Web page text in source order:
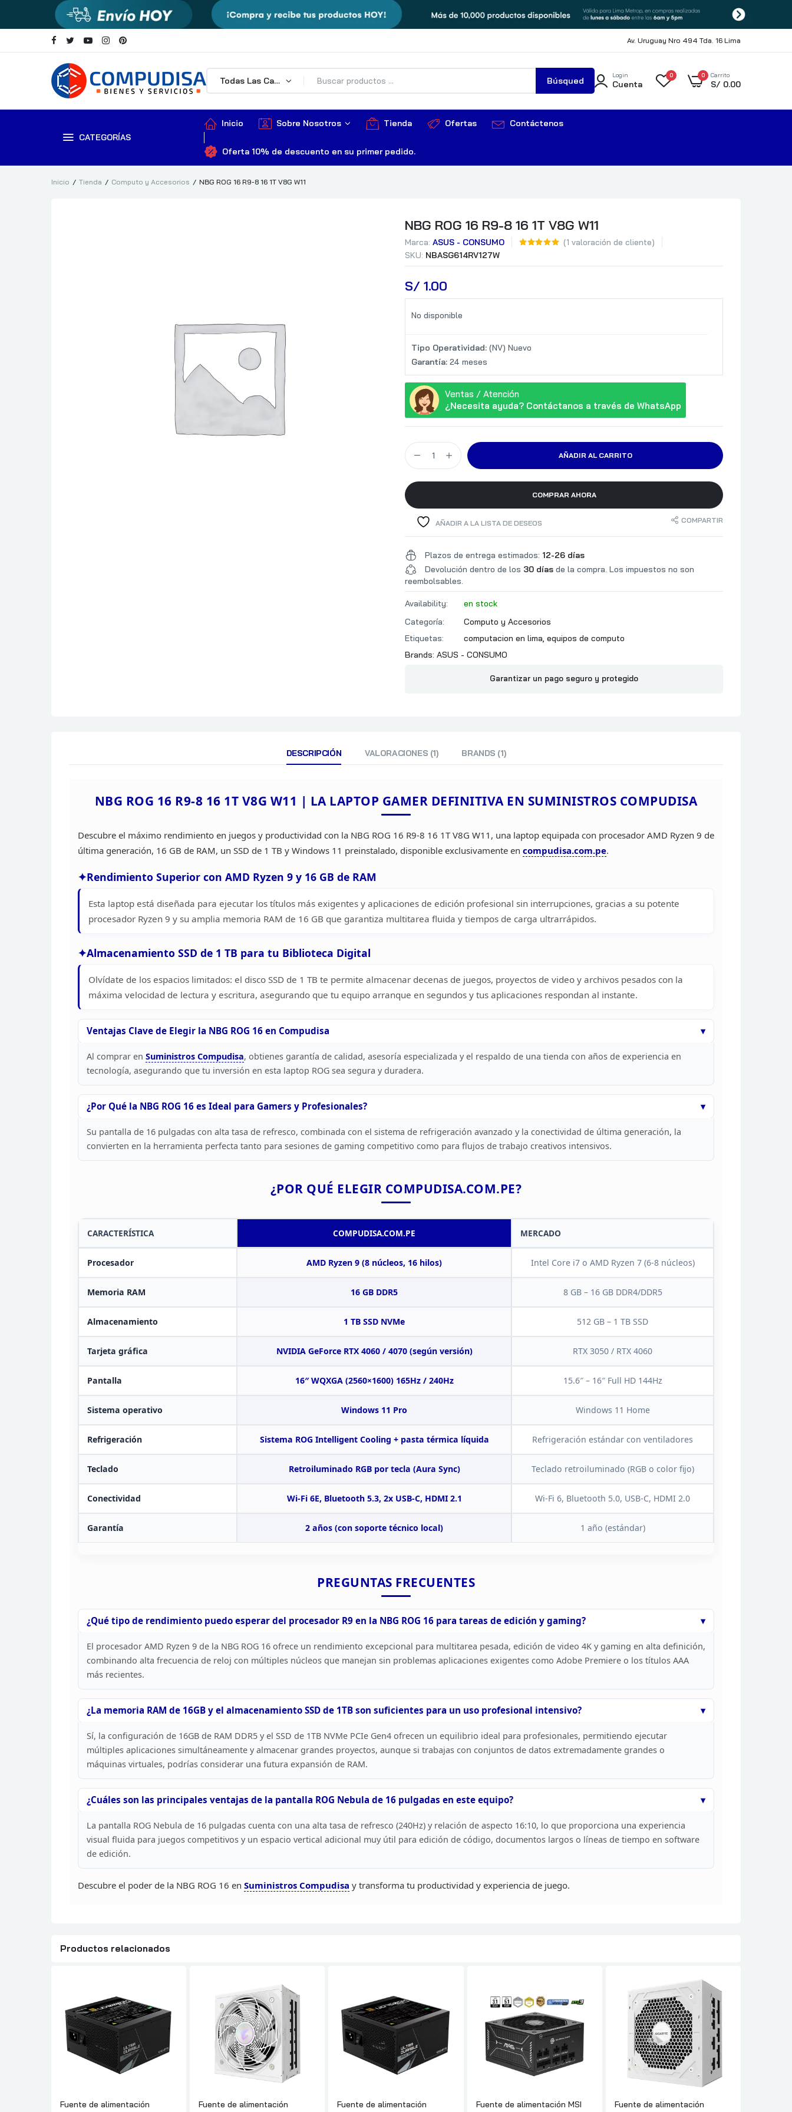
Av. Uruguay Nro 494 Tda. 16 Lima
Todas Las Categorías
Búsqued
a
Login
Cuenta
0 0 Carrito
S/ 0.00
CATEGORÍAS
Inicio Sobre Nosotros Tienda Ofertas Contáctenos
Oferta 10% de descuento en su primer pedido.
Inicio Tienda Computo y Accesorios NBG ROG 16 R9-8 16 1T V8G W11
NBG ROG 16 R9-8 16 1T V8G W11
Marca: ASUS - CONSUMO (1 valoración de cliente)
SKU: NBASG614RV127W
S/ 1.00
No disponible
Tipo Operatividad: (NV) Nuevo
Garantía: 24 meses
Ventas / Atención
¿Necesita ayuda? Contáctanos a través de WhatsApp
AÑADIR AL CARRITO
COMPRAR AHORA
AÑADIR A LA LISTA DE DESEOS COMPARTIR
Plazos de entrega estimados: 12-26 días
Devolución dentro de los 30 días de la compra. Los impuestos no son
reembolsables.
Availability:
en stock
Categoría:
Computo y Accesorios
Etiquetas:
computacion en lima, equipos de computo
Brands: ASUS - CONSUMO
Garantizar un pago seguro y protegido
DESCRIPCIÓN VALORACIONES (1) BRANDS (1)
NBG ROG 16 R9-8 16 1T V8G W11 | LA LAPTOP GAMER DEFINITIVA EN SUMINISTROS COMPUDISA
Descubre el máximo rendimiento en juegos y productividad con la NBG ROG 16 R9-8 16 1T V8G W11, una laptop equipada con procesador AMD Ryzen 9 de
última generación, 16 GB de RAM, un SSD de 1 TB y Windows 11 preinstalado, disponible exclusivamente en compudisa.com.pe.
Rendimiento Superior con AMD Ryzen 9 y 16 GB de RAM
Esta laptop está diseñada para ejecutar los títulos más exigentes y aplicaciones de edición profesional sin interrupciones, gracias a su potente
procesador Ryzen 9 y su amplia memoria RAM de 16 GB que garantiza multitarea fluida y tiempos de carga ultrarrápidos.
Almacenamiento SSD de 1 TB para tu Biblioteca Digital
Olvídate de los espacios limitados: el disco SSD de 1 TB te permite almacenar decenas de juegos, proyectos de video y archivos pesados con la
máxima velocidad de lectura y escritura, asegurando que tu equipo arranque en segundos y tus aplicaciones respondan al instante.
Ventajas Clave de Elegir la NBG ROG 16 en Compudisa
Al comprar en Suministros Compudisa, obtienes garantía de calidad, asesoría especializada yel respaldo de una tienda con años de experiencia en
tecnología, asegurando que tu inversión en esta laptop ROG sea segura yduradera.
¿Por Qué la NBG ROG 16 es Ideal para Gamers y Profesionales?
Su pantalla de 16 pulgadas con alta tasa de refresco, combinada con el sistema de refrigeración avanzado y la conectividad de última generación, la
convierten en la herramienta perfecta tanto para sesiones de gaming competitivo como para flujos de trabajo creativos intensivos.
¿POR QUÉ ELEGIR COMPUDISA.COM.PE?
CARACTERÍSTICA COMPUDISA.COM.PE MERCADO
Procesador AMD Ryzen 9 (8 núcleos, 16 hilos) Intel Core i7 o AMD Ryzen 7(6-8 núcleos)
Memoria RAM 16 GB DDR5 8 GB –16 GB DDR4/DDR5
Almacenamiento 1 TB SSD NVMe 512 GB – 1 TB SSD
Tarjeta gráfica NVIDIAGeForce RTX 4060 / 4070 (según versión) RTX 3050 / RTX 4060
Pantalla 16″WQXGA (2560×1600) 165Hz / 240Hz 15.6″ – 16″Full HD 144Hz
Sistema operativo Windows 11 Pro Windows 11 Home
Refrigeración Sistema ROG Intelligent Cooling + pasta térmica líquida Refrigeración estándar con ventiladores
Teclado Retroiluminado RGB por tecla (Aura Sync) Teclado retroiluminado (RGB o color fijo)
Conectividad Wi-Fi6E, Bluetooth 5.3, 2x USB-C, HDMI 2.1 Wi-Fi 6, Bluetooth 5.0, USB-C, HDMI 2.0
Garantía 2 años (con soporte técnico local) 1 año (estándar)
PREGUNTAS FRECUENTES
¿Qué tipo de rendimiento puedo esperar del procesador R9 en la NBG ROG 16 para tareas de edición y gaming?
El procesador AMD Ryzen 9 de la NBG ROG 16 ofrece un rendimiento excepcional para multitarea pesada, edición de video 4K ygaming en alta definición,
combinando alta frecuencia de reloj con múltiples núcleos que manejan sin problemas aplicaciones exigentes como Adobe Premiere o los títulos AAA
más recientes.
¿La memoria RAM de 16GB y el almacenamiento SSD de 1TB son suficientes para un uso profesional intensivo?
Sí, la configuración de 16GB de RAM DDR5 y el SSD de 1TB NVMe PCIe Gen4 ofrecen un equilibrio ideal para profesionales, permitiendo ejecutar
múltiples aplicaciones simultáneamente y almacenar grandes proyectos, aunque si trabajas con conjuntos de datos extremadamente grandes o
máquinas virtuales, podrías considerar una futura expansión de RAM.
¿Cuáles son las principales ventajas de la pantalla ROG Nebula de 16 pulgadas en este equipo?
La pantalla ROG Nebula de 16 pulgadas cuenta con una alta tasa de refresco (240Hz) y relación de aspecto 16:10, lo que proporciona una experiencia
visual fluida para juegos competitivos y un espacio vertical adicional muy útil para edición de código, documentos largos o líneas de tiempo en software
de edición.
Descubre el poder de la NBG ROG 16 en Suministros Compudisa y transforma tu productividad y experiencia de juego.
Productos relacionados
Fuente de alimentación
Fuente de alimentación
Fuente de alimentación
Fuente de alimentación MSI
Fuente de alimentación